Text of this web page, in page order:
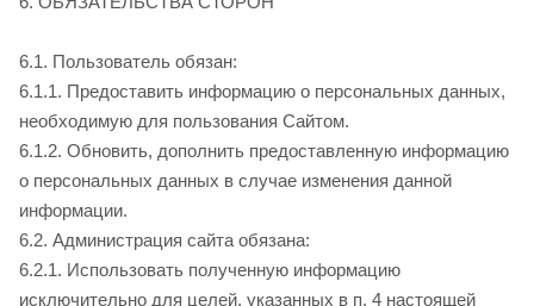
6.1. Пользователь обязан:
6.1.1. Предоставить информацию о персональных данных,
необходимую для пользования Сайтом.
6.1.2. Обновить, дополнить предоставленную информацию
о персональных данных в случае изменения данной
информации.
6.2. Администрация сайта обязана:
6.2.1. Использовать полученную информацию
исключительно для целей, указанных в п. 4 настоящей